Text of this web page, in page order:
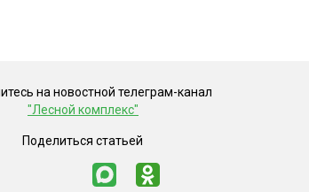
на новостной телеграм-канал
"Лесной комплекс"
Поделиться статьей